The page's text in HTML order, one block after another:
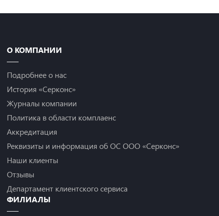
О КОМПАНИИ
Подробнее о нас
История «Серконс»
Журналы компании
Политика в области комплаенс
Аккредитация
Реквизиты и информация об ОС ООО «Серконс»
Наши клиенты
Отзывы
Департамент клиентского сервиса
ФИЛИАЛЫ